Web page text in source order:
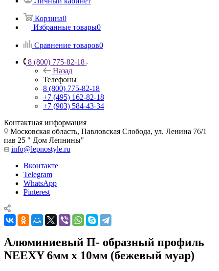
Корзина0
Избранные товары0
Сравнение товаров0
8 (800) 775-82-18
Назад
Телефоны
8 (800) 775-82-18
+7 (495) 162-82-18
+7 (903) 584-43-34
Контактная информация
Московская область, Павловская Слобода, ул. Ленина 76/1
пав 25 " Дом Лепнины"
info@lepnostyle.ru
Вконтакте
Telegram
WhatsApp
Pinterest
Алюминиевый П- образный профиль
NEEXY 6мм х 10мм (бежевый муар)